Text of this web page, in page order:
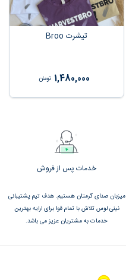
تیشرت Broo
1,480,000 تومان
خدمات پس از فروش
میزبان صدای گرمتان هستیم. هدف تیم پشتیبانی
نینی لوس تلاش با تمام قوا برای ارایه بهترین
خدمات به مشتریان عزیز می باشد.